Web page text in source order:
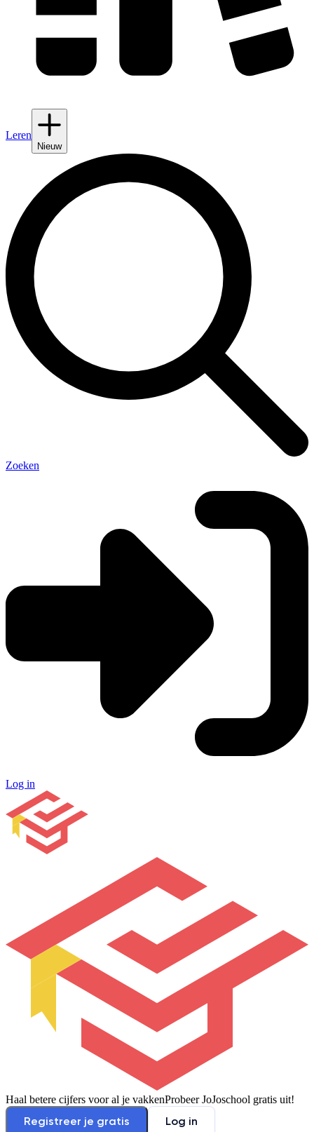
Leren
Nieuw
Zoeken
Log in
Haal betere cijfers voor al je vakkenProbeer JoJoschool gratis uit!
Registreer je gratis Log in